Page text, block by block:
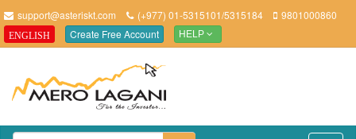
support@asteriskt.com (+977) 01-5315101/5315184 9801000860
ENGLISH Create Free Account HELP